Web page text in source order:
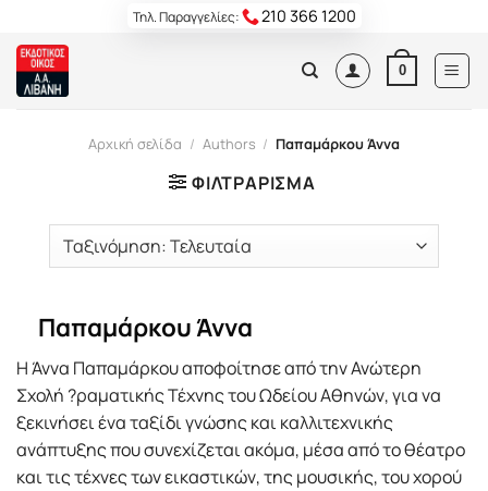
content
Τηλ. Παραγγελίες: 210 366 1200
0
Αρχική σελίδα / Authors / Παπαμάρκου Άννα
ΦΙΛΤΡΆΡΙΣΜΑ
Παπαμάρκου Άννα
Η Άννα Παπαµάρκου αποφοίτησε από την Ανώτερη
Σχολή ?ραµατικής Τέχνης του Ωδείου Αθηνών, για να
ξεκινήσει ένα ταξίδι γνώσης και καλλιτεχνικής
ανάπτυξης που συνεχίζεται ακόµα, µέσα από το θέατρο
και τις τέχνες των εικαστικών, της µουσικής, του χορού